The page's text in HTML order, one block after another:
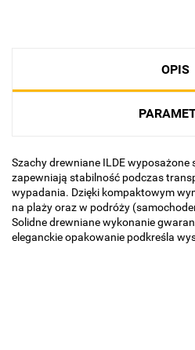
OPIS
Szachy drewniane ILDE
zapewniają stabilność podczas
wypadania. Dzięki kompaktowym
na plaży oraz w podróży
Solidne drewniane wykonanie
eleganckie opakowanie podkreśla